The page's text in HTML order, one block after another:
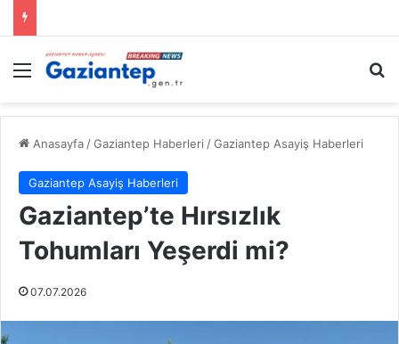
Menü
Anasayfa /Gaziantep Haberleri /Gaziantep Asayiş Haberleri
Gaziantep Asayiş Haberleri
Gaziantep’te Hırsızlık
Tohumları Yeşerdi mi?
07.07.2026